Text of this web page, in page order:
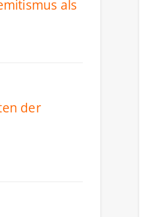
als
der